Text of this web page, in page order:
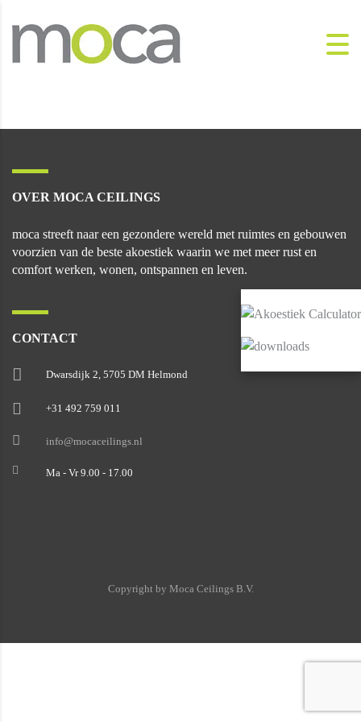
OVER MOCA CEILINGS
moca streeft naar een gezondere wereld met ruimtes en gebouwen
voorzien van de beste akoestiek waarin we met meer rust en
comfort werken, wonen, ontspannen en leven.
CONTACT
Dwarsdijk 2, 5705 DM Helmond
+31 492 759 011
info@mocaceilings.nl
Ma - Vr 9.00 - 17.00
Copyright by Moca Ceilings B.V.